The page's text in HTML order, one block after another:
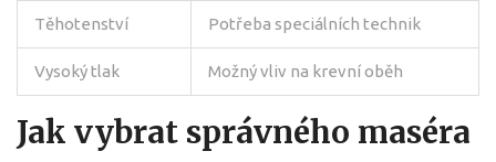
Těhotenství Potřeba speciálních technik
Vysoký tlak Možný vliv na krevní oběh
Jak vybrat správného maséra